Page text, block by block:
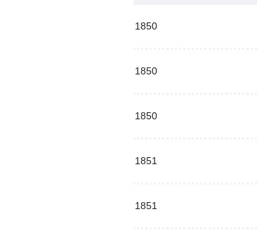
1850
1850
1850
1851
1851